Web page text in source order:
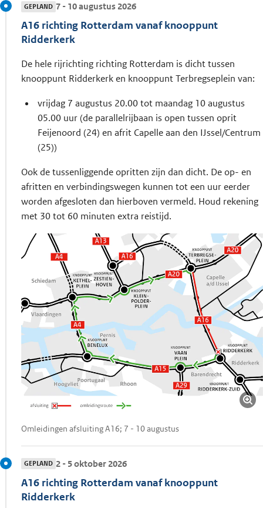
A16 richting Rotterdam vanaf knooppunt
Ridderkerk
GEPLAND 7 - 10 augustus 2026
De hele rijrichting richting Rotterdam is dicht tussen
knooppunt Ridderkerk en knooppunt Terbregseplein van:
vrijdag 7 augustus 20.00 tot maandag 10 augustus
05.00 uur (de parallelrijbaan is open tussen oprit
Feijenoord (24) en afrit Capelle aan den IJssel/Centrum
(25))
Ook de tussenliggende opritten zijn dan dicht. De op- en
afritten en verbindingswegen kunnen tot een uur eerder
worden afgesloten dan hierboven vermeld. Houd rekening
met 30 tot 60 minuten extra reistijd.
Omleidingen afsluiting A16; 7 - 10 augustus
A16 richting Rotterdam vanaf knooppunt
Ridderkerk
GEPLAND 2 - 5 oktober 2026